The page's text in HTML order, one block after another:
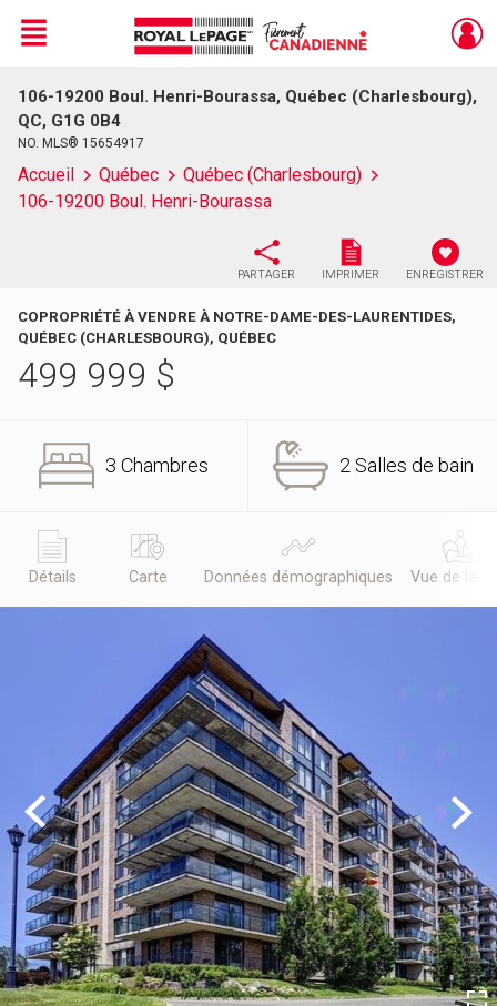
Live
En Direct
Menu
106-19200 Boul. Henri-Bourassa, Québec (Charlesbourg),
QC, G1G 0B4
NO. MLS® 15654917
Accueil Québec
Québec (Charlesbourg)
106-19200 Boul. Henri-Bourassa
PARTAGER IMPRIMER ENREGISTRER
COPROPRIÉTÉ À VENDRE À NOTRE-DAME-DES-LAURENTIDES,
QUÉBEC (CHARLESBOURG), QUÉBEC
499 999 $
3 Chambres 2 Salles de bain
Détails Carte Données démographiques Vue de la
Previous Next